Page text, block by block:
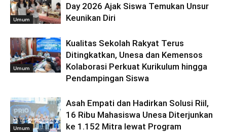
Umum
Day 2026 Ajak Siswa Temukan Unsur
Keunikan Diri
Umum
Kualitas Sekolah Rakyat Terus
Ditingkatkan, Unesa dan Kemensos
Kolaborasi Perkuat Kurikulum hingga
Pendampingan Siswa
Umum
Asah Empati dan Hadirkan Solusi Riil,
16 Ribu Mahasiswa Unesa Diterjunkan
ke 1.152 Mitra lewat Program